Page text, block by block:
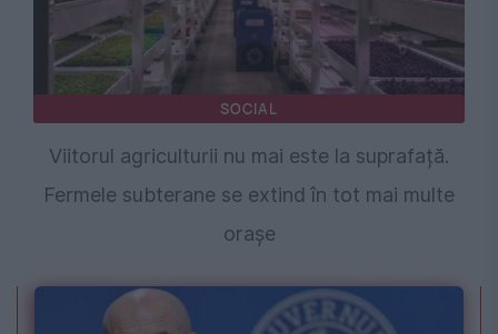
SOCIAL
Viitorul agriculturii nu mai este la suprafață.
Fermele subterane se extind în tot mai multe
orașe